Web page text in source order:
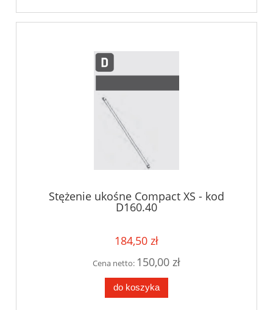
Stężenie ukośne Compact XS - kod
D160.40
184,50 zł
Cena netto: 150,00 zł
do koszyka